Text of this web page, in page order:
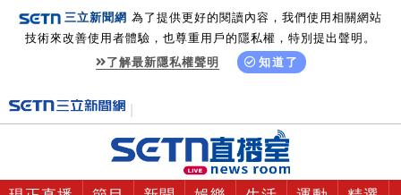
三立新聞網 為了提供更好的閱讀內容，我們使用相關網站
技術來改善使用者體驗，也尊重用戶的隱私權，特別提出聲明。
了解最新隱私權聲明
知道了